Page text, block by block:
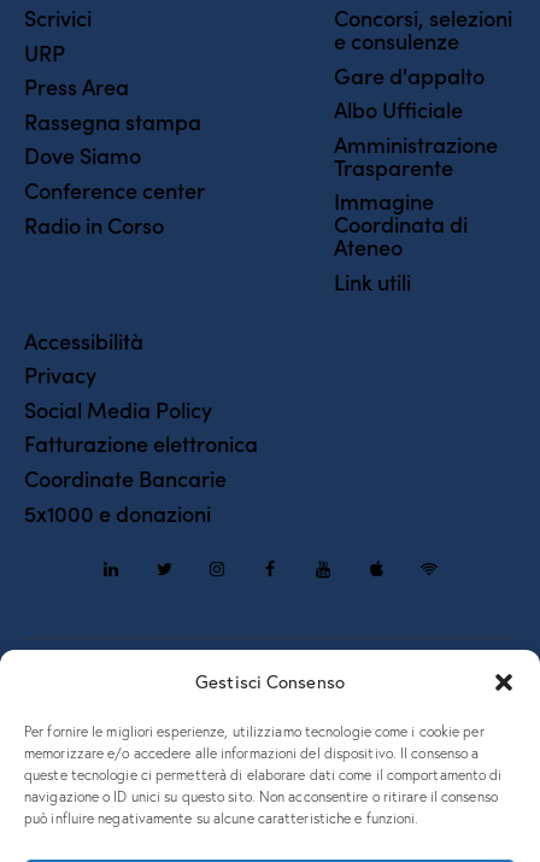
Gestisci Consenso
Per fornire le migliori esperienze, utilizziamo tecnologie come i cookie per
memorizzare e/o accedere alle informazioni del dispositivo. Il consenso a
queste tecnologie ci permetterà di elaborare dati come il comportamento di
navigazione o ID unici su questo sito. Non acconsentire o ritirare il consenso
può influire negativamente su alcune caratteristiche e funzioni.
Scrivici
URP
Press Area
Rassegna stampa
Dove Siamo
Conference center
Radio in Corso
Concorsi, selezioni
e consulenze
Gare d'appalto
Albo Ufficiale
Amministrazione
Trasparente
Immagine
Coordinata di
Ateneo
Link utili
Accessibilità
Privacy
Social Media Policy
Fatturazione elettronica
Coordinate Bancarie
5x1000 e donazioni
Piazzale Europa, 1 – 34127 – Trieste, Italia – Tel. +39 040 558
7111 – P.IVA 00211830328 – C.F. 80013890324 – P.E.C.